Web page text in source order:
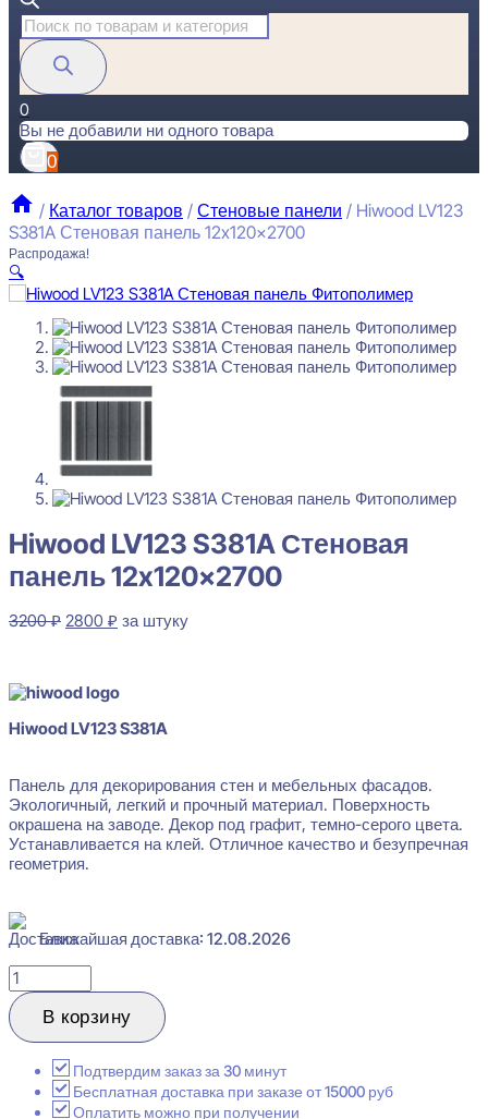
Поиск
товаров
0
Вы не добавили ни одного товара
0
/ Каталог товаров / Стеновые панели / Hiwood LV123
S381A Стеновая панель 12x120x2700
Распродажа!
🔍
Hiwood LV123 S381A Стеновая
панель 12x120x2700
3200₽ Первоначальная
2800 ₽ Текущая
за штуку
Hiwood LV123 S381A
Панель для декорирования стен и мебельных фасадов.
Экологичный, легкий и прочный материал. Поверхность
окрашена на заводе. Декор под графит, темно-серого цвета.
Устанавливается на клей. Отличное качество и безупречная
геометрия.
Ближайшая доставка: 12.08.2026
Количество
товара
Hiwood
LV123
Стеновая
панель
12x120x2700
В корзину
Подтвердим заказ за 30 минут
Бесплатная доставка при заказе от 15000 руб
Оплатить можно при получении